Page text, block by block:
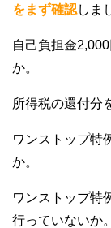
をまず確認しま
自己負担金
か。
所得税の還付分
ワンストップ特
か。
ワンストップ特
行っていないか